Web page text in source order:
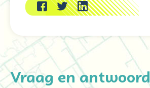
Vraag en antwoord